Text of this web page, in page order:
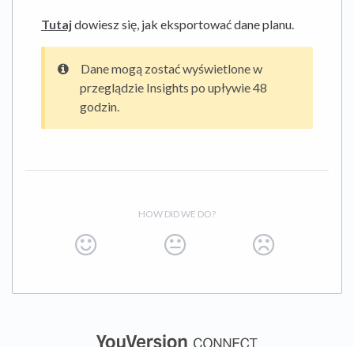
Tutajdowiesz się, jak eksportować dane planu.
Dane mogą zostać wyświetlone w
przeglądzie Insights po upływie 48
godzin.
HOW DID WE DO?
(opens in a